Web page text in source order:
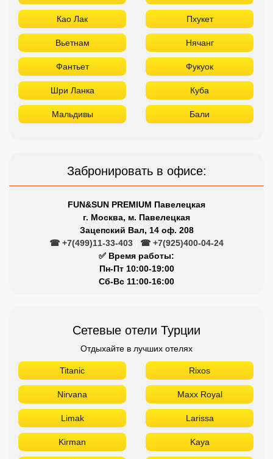
Као Лак Пхукет
Вьетнам Нячанг
Фантьет Фукуок
Шри Ланка Куба
Мальдивы Бали
Забронировать в офисе:
FUN&SUN PREMIUM Павелецкая
г. Москва, м. Павелецкая
Зацепский Вал, 14 оф. 208
☎ +7(499)11-33-403
☎ +7(925)400-04-24
✅ Время работы:
Пн-Пт 10:00-19:00
Сб-Вс 11:00-16:00
Сетевые отели Турции
Отдыхайте в лучших отелях
Titanic Rixos
Nirvana Maxx Royal
Limak Larissa
Kirman Kaya